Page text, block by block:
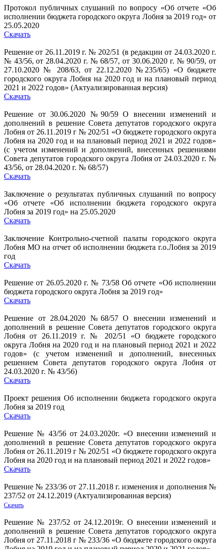
Протокол публичных слушаний по вопросу «Об отчете «Об
исполнении бюджета городского округа Лобня за 2019 год» от
25.05.2020
Скачать
Решение от 26.11.2019 г. № 202/51 (в редакции от 24.03.2020 г.
№ 43/56, от 28.04.2020 г. № 68/57, от 30.06.2020 г. № 90/59, от
27.10.2020 № 208/63, от 22.12.2020 №235/65) «О бюджете
городского округа Лобня на 2020 год и на плановый период
2021 и 2022 годов» (Актуализированная версия)
Скачать
Решение от 30.06.2020 №90/59 О внесении изменений и
дополнений в решение Совета депутатов городского округа
Лобня от 26.11.2019 г № 202/51 «О бюджете городского округа
Лобня на 2020 год и на плановый период 2021 и 2022 годов»
(с учетом изменений и дополнений, внесенных решениями
Совета депутатов городского округа Лобня от 24.03.2020 г. №
43/56, от 28.04.2020 г. № 68/57)
Скачать
Заключение о результатах публичных слушаний по вопросу
«Об отчете «Об исполнении бюджета городского округа
Лобня за 2019 год» на 25.05.2020
Скачать
Заключение Контрольно-счетной палаты городского округа
Лобня МО на отчет об исполнении бюджета г.о.Лобня за 2019
год
Скачать
Решение от 26.05.2020 г. № 73/58 Об отчете «Об исполнении
бюджета городского округа Лобня за 2019 год»
Скачать
Решение от 28.04.2020 №68/57 О внесении изменений и
дополнений в решение Совета депутатов городского округа
Лобня от 26.11.2019 г. № 202/51 «О бюджете городского
округа Лобня на 2020 год и на плановый период 2021 и 2022
годов» (с учетом изменений и дополнений, внесенных
решением Совета депутатов городского округа Лобня от
24.03.2020 г. № 43/56)
Скачать
Проект решения Об исполнении бюджета городского округа
Лобня за 2019 год
Скачать
Решение № 43/56 от 24.03.2020г. «О внесении изменений и
дополнений в решение Совета депутатов городского округа
Лобня от 26.11.2019 г № 202/51 «О бюджете городского округа
Лобня на 2020 год и на плановый период 2021 и 2022 годов»
Скачать
Решение № 233/36 от 27.11.2018 г. изменения и дополнения №
237/52 от 24.12.2019 (Актуализированная версия)
Скачать
Решение № 237/52 от 24.12.2019г. О внесении изменений и
дополнений в решение Совета депутатов городского округа
Лобня от 27.11.2018 г № 233/36 «О бюджете городского округа